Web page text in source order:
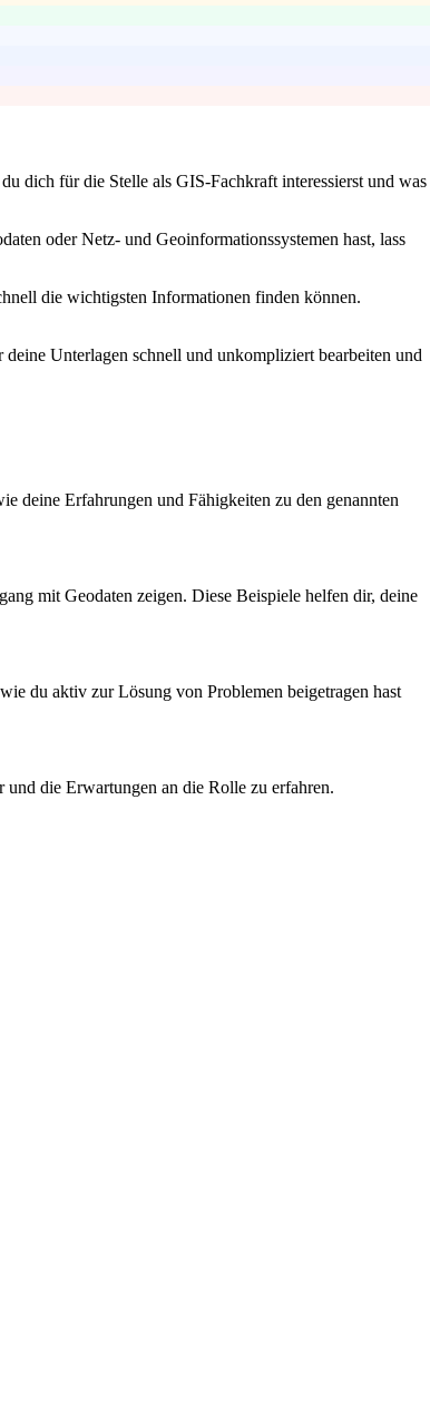
dich für die Stelle als GIS-Fachkraft interessierst und was
oder Netz- und Geoinformationssystemen hast, lass
die wichtigsten Informationen finden können.
Unterlagen schnell und unkompliziert bearbeiten und
deine Erfahrungen und Fähigkeiten zu den genannten
mit Geodaten zeigen. Diese Beispiele helfen dir, deine
du aktiv zur Lösung von Problemen beigetragen hast
die Erwartungen an die Rolle zu erfahren.